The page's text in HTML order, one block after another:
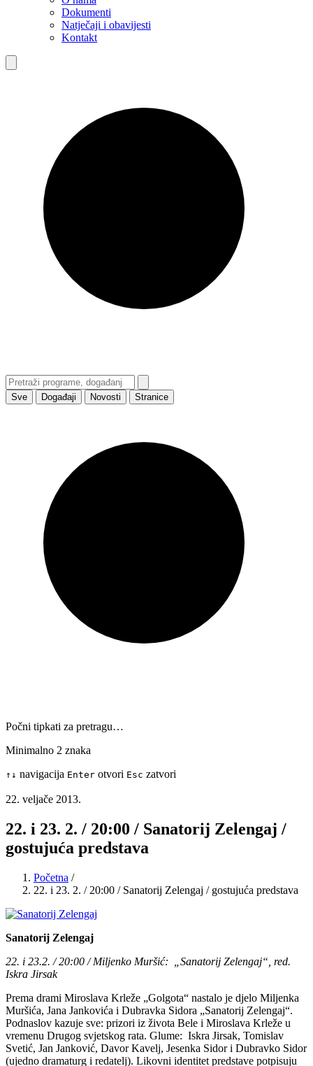
Dokumenti
Natječaji i obavijesti
Kontakt
Sve Događaji Novosti Stranice
Počni tipkati za pretragu…
Minimalno 2 znaka
↑ ↓ navigacija Enter otvori Esc zatvori
22. veljače 2013.
22. i 23. 2. / 20:00 / Sanatorij Zelengaj /
gostujuća predstava
Početna /
22. i 23. 2. / 20:00 / Sanatorij Zelengaj / gostujuća predstava
Sanatorij Zelengaj
22. i 23.2. / 20:00 / Miljenko Muršić: „Sanatorij Zelengaj“, red.
Iskra Jirsak
Prema drami Miroslava Krleže „Golgota“ nastalo je djelo Miljenka
Muršića, Jana Jankovića i Dubravka Sidora „Sanatorij Zelengaj“.
Podnaslov kazuje sve: prizori iz života Bele i Miroslava Krleže u
vremenu Drugog svjetskog rata. Glume: Iskra Jirsak, Tomislav
Svetić, Jan Janković, Davor Kavelj, Jesenka Sidor i Dubravko Sidor
(ujedno dramaturg i redatelj). Likovni identitet predstave potpisuju